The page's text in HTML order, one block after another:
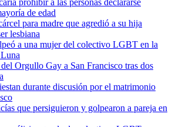
prohibir a las personas declararse
de edad
para madre que agredió a su hija
lesbiana
a una mujer del colectivo LGBT en la
Orgullo Gay a San Francisco tras dos
durante discusión por el matrimonio
que persiguieron y golpearon a pareja en